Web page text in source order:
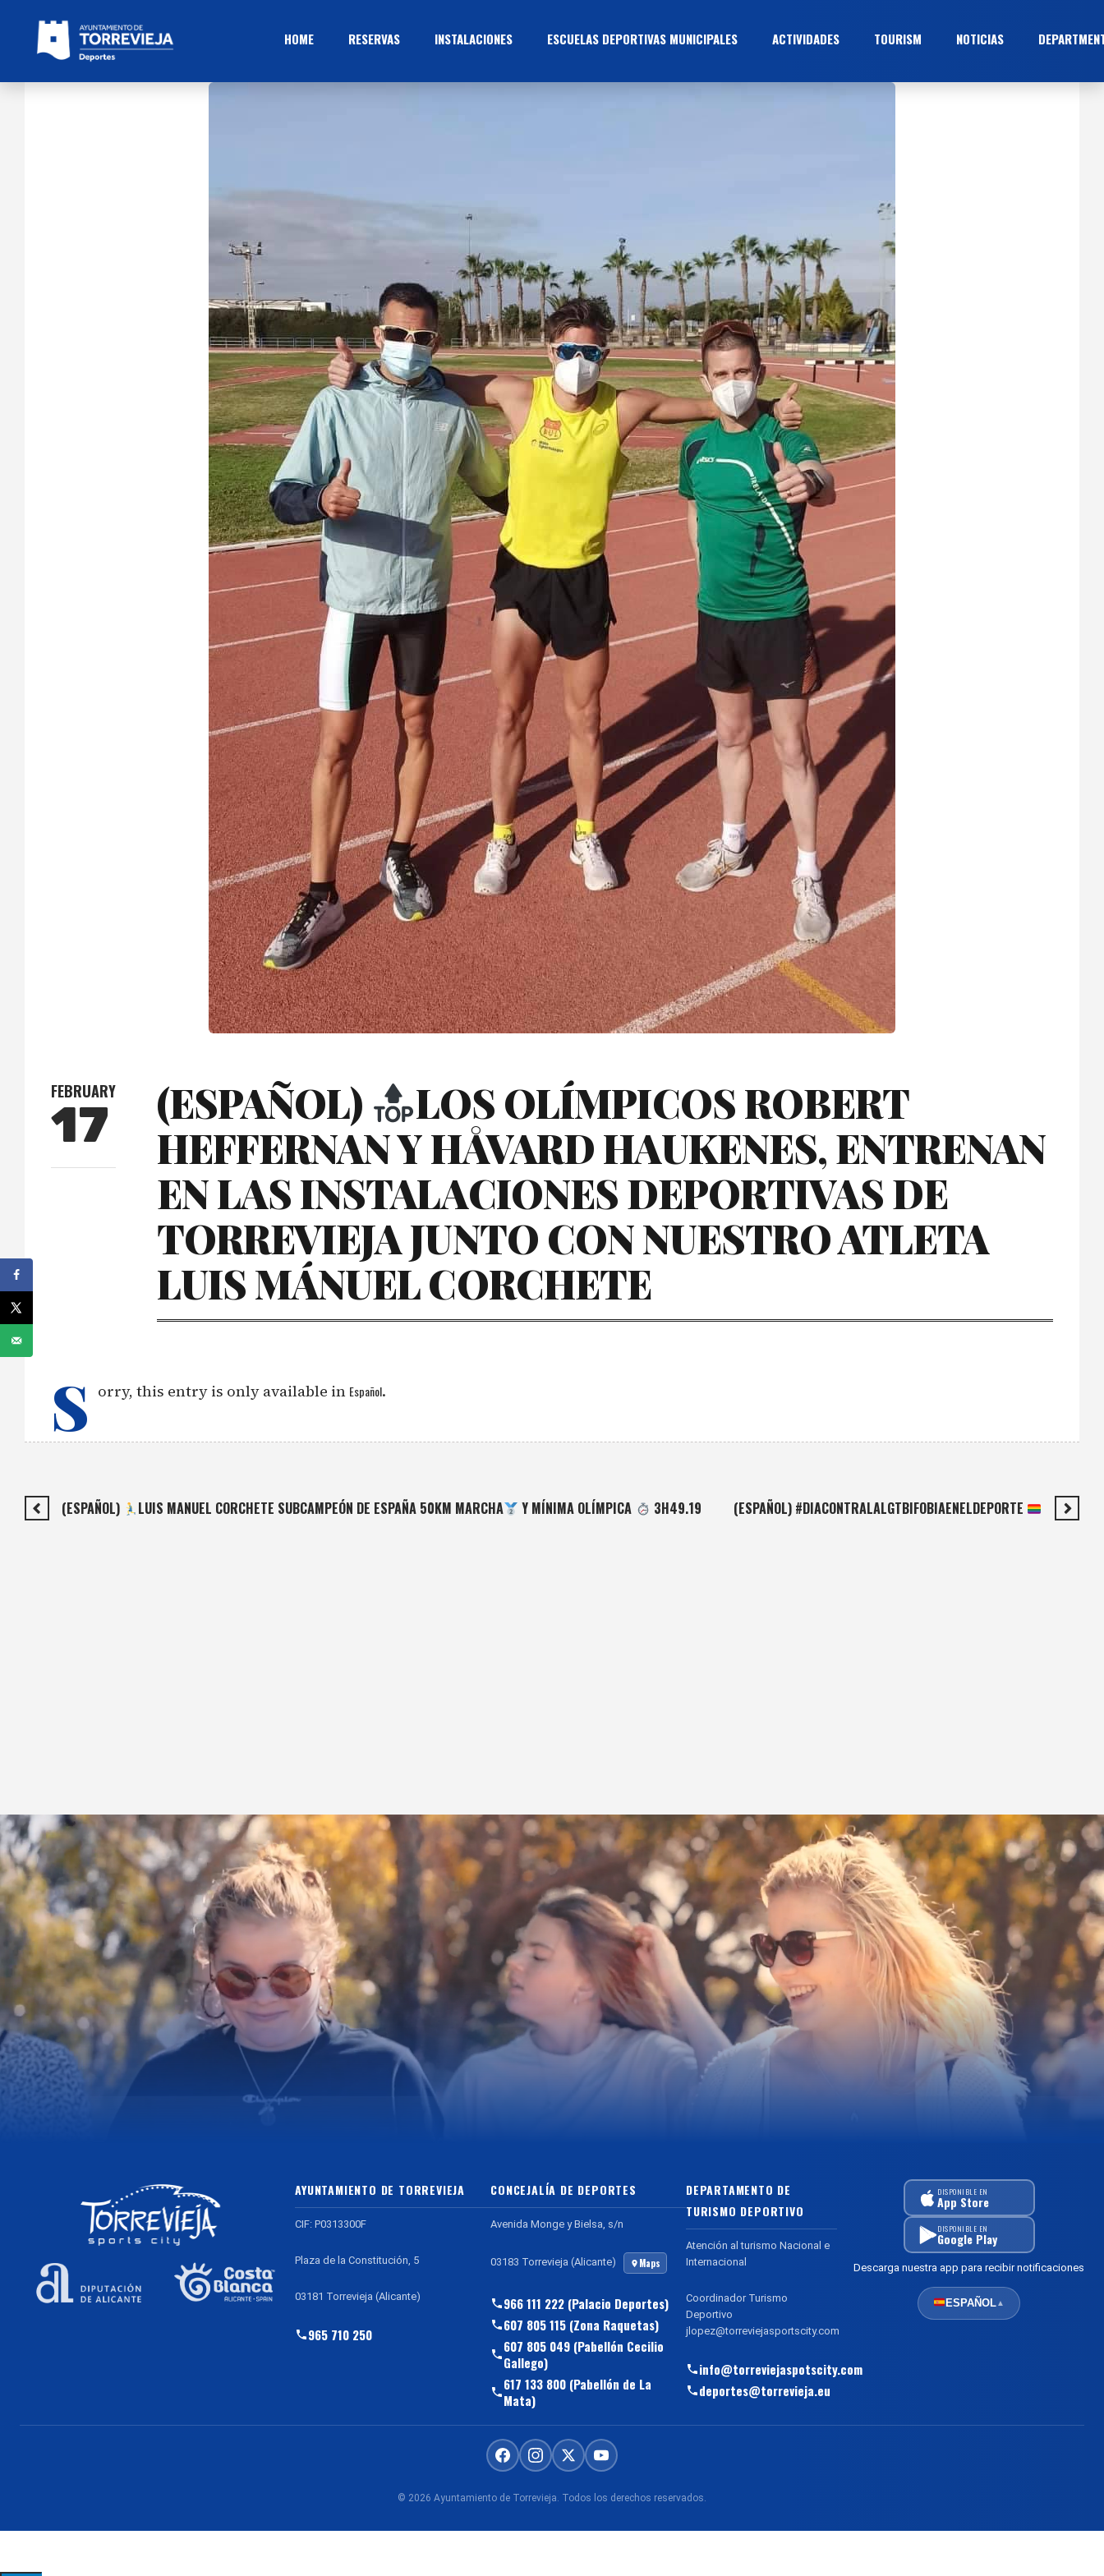
HOME RESERVAS INSTALACIONES ESCUELAS DEPORTIVAS MUNICIPALES ACTIVIDADES TOURISM NOTICIAS
FEBRUARY
17 (ESPAÑOL)
LOS OLÍMPICOS ROBERT
HEFFERNAN Y HÅVARD HAUKENES, ENTRENAN
EN LAS INSTALACIONES DEPORTIVAS DE
TORREVIEJA JUNTO CON NUESTRO ATLETA
LUIS MÁNUEL CORCHETE
S orry, this entry is only available in Español.
(ESPAÑOL) #DIACONTRALALGTBIFOBIAENELDEPORTE
(ESPAÑOL) LUIS MANUEL CORCHETE SUBCAMPEÓN DE ESPAÑA 50KM MARCHA Y MÍNIMA OLÍMPICA 3H49.19
AYUNTAMIENTO DE TORREVIEJA
CIF: P0313300F
Plaza de la Constitución, 5
03181 Torrevieja (Alicante)
965 710 250
CONCEJALÍA DE DEPORTES
Avenida Monge y Bielsa, s/n
03183 Torrevieja (Alicante) Maps
966 111 222 (Palacio Deportes)
607 805 115 (Zona Raquetas)
607 805 049 (Pabellón Cecilio
Gallego)
617 133 800 (Pabellón de La
Mata)
DEPARTAMENTO DE
TURISMO DEPORTIVO
Atención al turismo Nacional e
Internacional
Coordinador Turismo
Deportivo
jlopez@torreviejasportscity.com
info@torreviejaspotscity.com
deportes@torrevieja.eu
DISPONIBLE EN
App Store
DISPONIBLE EN
Google Play
Descarga nuestra app para recibir notificaciones
ESPAÑOL▲
© 2026 Ayuntamiento de Torrevieja. Todos los derechos reservados.